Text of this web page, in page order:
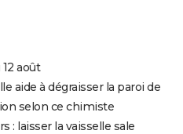
août
aide à dégraisser la paroi de
selon ce chimiste
: laisser la vaisselle sale